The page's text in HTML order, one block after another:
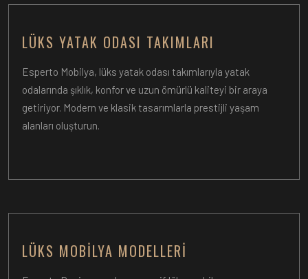
LÜKS YATAK ODASI TAKIMLARI
Esperto Mobilya, lüks yatak odası takımlarıyla yatak
odalarında şıklık, konfor ve uzun ömürlü kaliteyi bir araya
getiriyor. Modern ve klasik tasarımlarla prestijli yaşam
alanları oluşturun.
LÜKS MOBILYA MODELLERI